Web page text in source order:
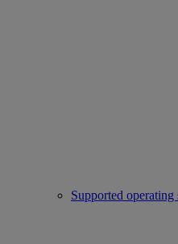
Supported